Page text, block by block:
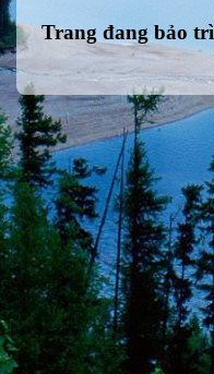
Trang đang bảo